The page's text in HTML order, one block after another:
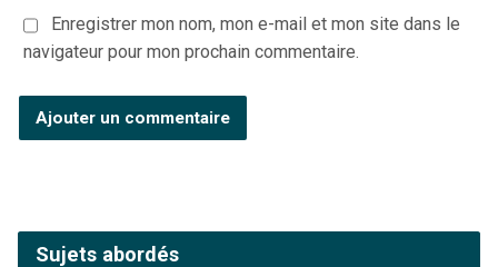
Enregistrer mon nom, mon e-mail et mon site dans le
navigateur pour mon prochain commentaire.
Sujets abordés